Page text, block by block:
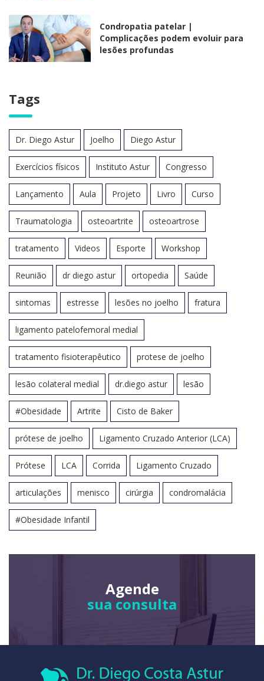
Condropatia patelar |
Complicações podem evoluir para
lesões profundas
Tags
Dr. Diego Astur Joelho Diego Astur
Exercícios físicos Instituto Astur Congresso
Lançamento Aula Projeto Livro Curso
Traumatologia osteoartrite osteoartrose
tratamento Videos Esporte Workshop
Reunião dr diego astur ortopedia Saúde
sintomas estresse lesões no joelho fratura
ligamento patelofemoral medial
tratamento fisioterapêutico protese de joelho
lesão colateral medial dr.diego astur lesão
#Obesidade Artrite Cisto de Baker
prótese de joelho Ligamento Cruzado Anterior (LCA)
Prótese LCA Corrida Ligamento Cruzado
articulações menisco cirúrgia condromalácia
#Obesidade Infantil
Agende
sua consulta